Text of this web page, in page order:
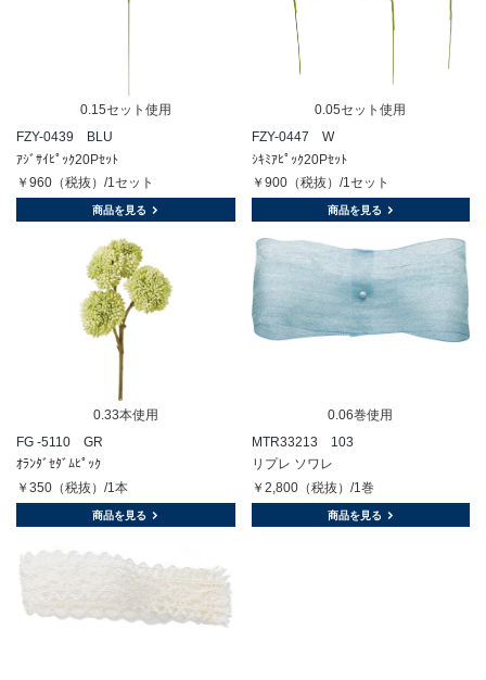
0.15セット使用
FZY-0439 BLU
ｱｼﾞｻｲﾋﾟｯｸ20Pｾｯﾄ
￥960（税抜）/1セット
商品を見る
0.05セット使用
FZY-0447 W
ｼｷﾐｱﾋﾟｯｸ20Pｾｯﾄ
￥900（税抜）/1セット
商品を見る
0.33本使用
FG -5110 GR
ｵﾗﾝﾀﾞｾﾀﾞﾑﾋﾟｯｸ
￥350（税抜）/1本
商品を見る
0.06巻使用
MTR33213 103
リプレ ソワレ
￥2,800（税抜）/1巻
商品を見る